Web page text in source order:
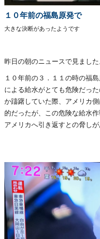
１０年前の福島原発で
大きな決断があったようです
昨日の朝のニュースで見ました
１０年前の３．１１の時の福
による給水がとても危険だっ
か躊躇していた際、アメリカ
的だったが、この危険な給水
アメリカへ引き返すとの脅しが